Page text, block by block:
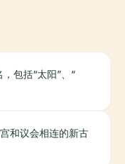
包括“太阳”、“
和议会相连的新古